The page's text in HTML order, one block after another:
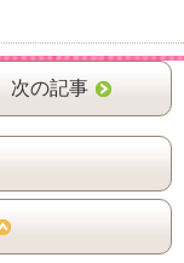
次の記事